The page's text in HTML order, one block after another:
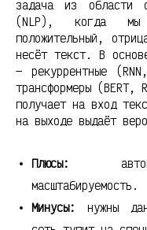
задача из области
(NLP), когда мы
положительный,
несёт текст. В
— рекуррентные
трансформеры (BERT,
получает на вход
на выходе выдаёт
Плюсы:
масштабируемость.
Минусы:
нужны